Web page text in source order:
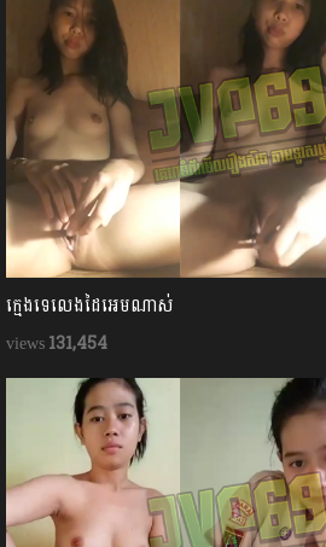
ក្មេងទេលេងដៃអេមណាស់
131,454